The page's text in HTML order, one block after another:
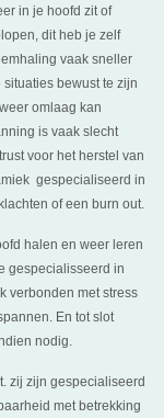
in je hoofd zit of
dit heb je zelf
vaak sneller
bewust te zijn
omlaag kan
is vaak slecht
voor het herstel van
gespecialiseerd in
of een burn out.
halen en weer leren
gespecialisseerd in
verbonden met stress
En tot slot
nodig.
zij zijn gespecialiseerd
met betrekking